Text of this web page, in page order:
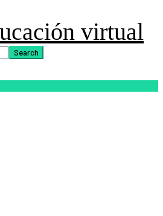
virtual